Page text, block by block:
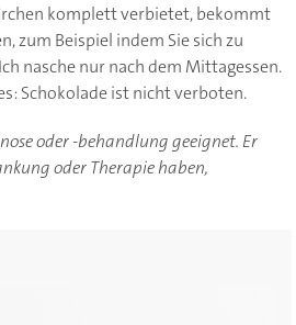
komplett verbietet, bekommt
zum Beispiel indem Sie sich zu
nasche nur nach dem Mittagessen.
Schokolade ist nicht verboten.
oder -behandlung geeignet. Er
oder Therapie haben,